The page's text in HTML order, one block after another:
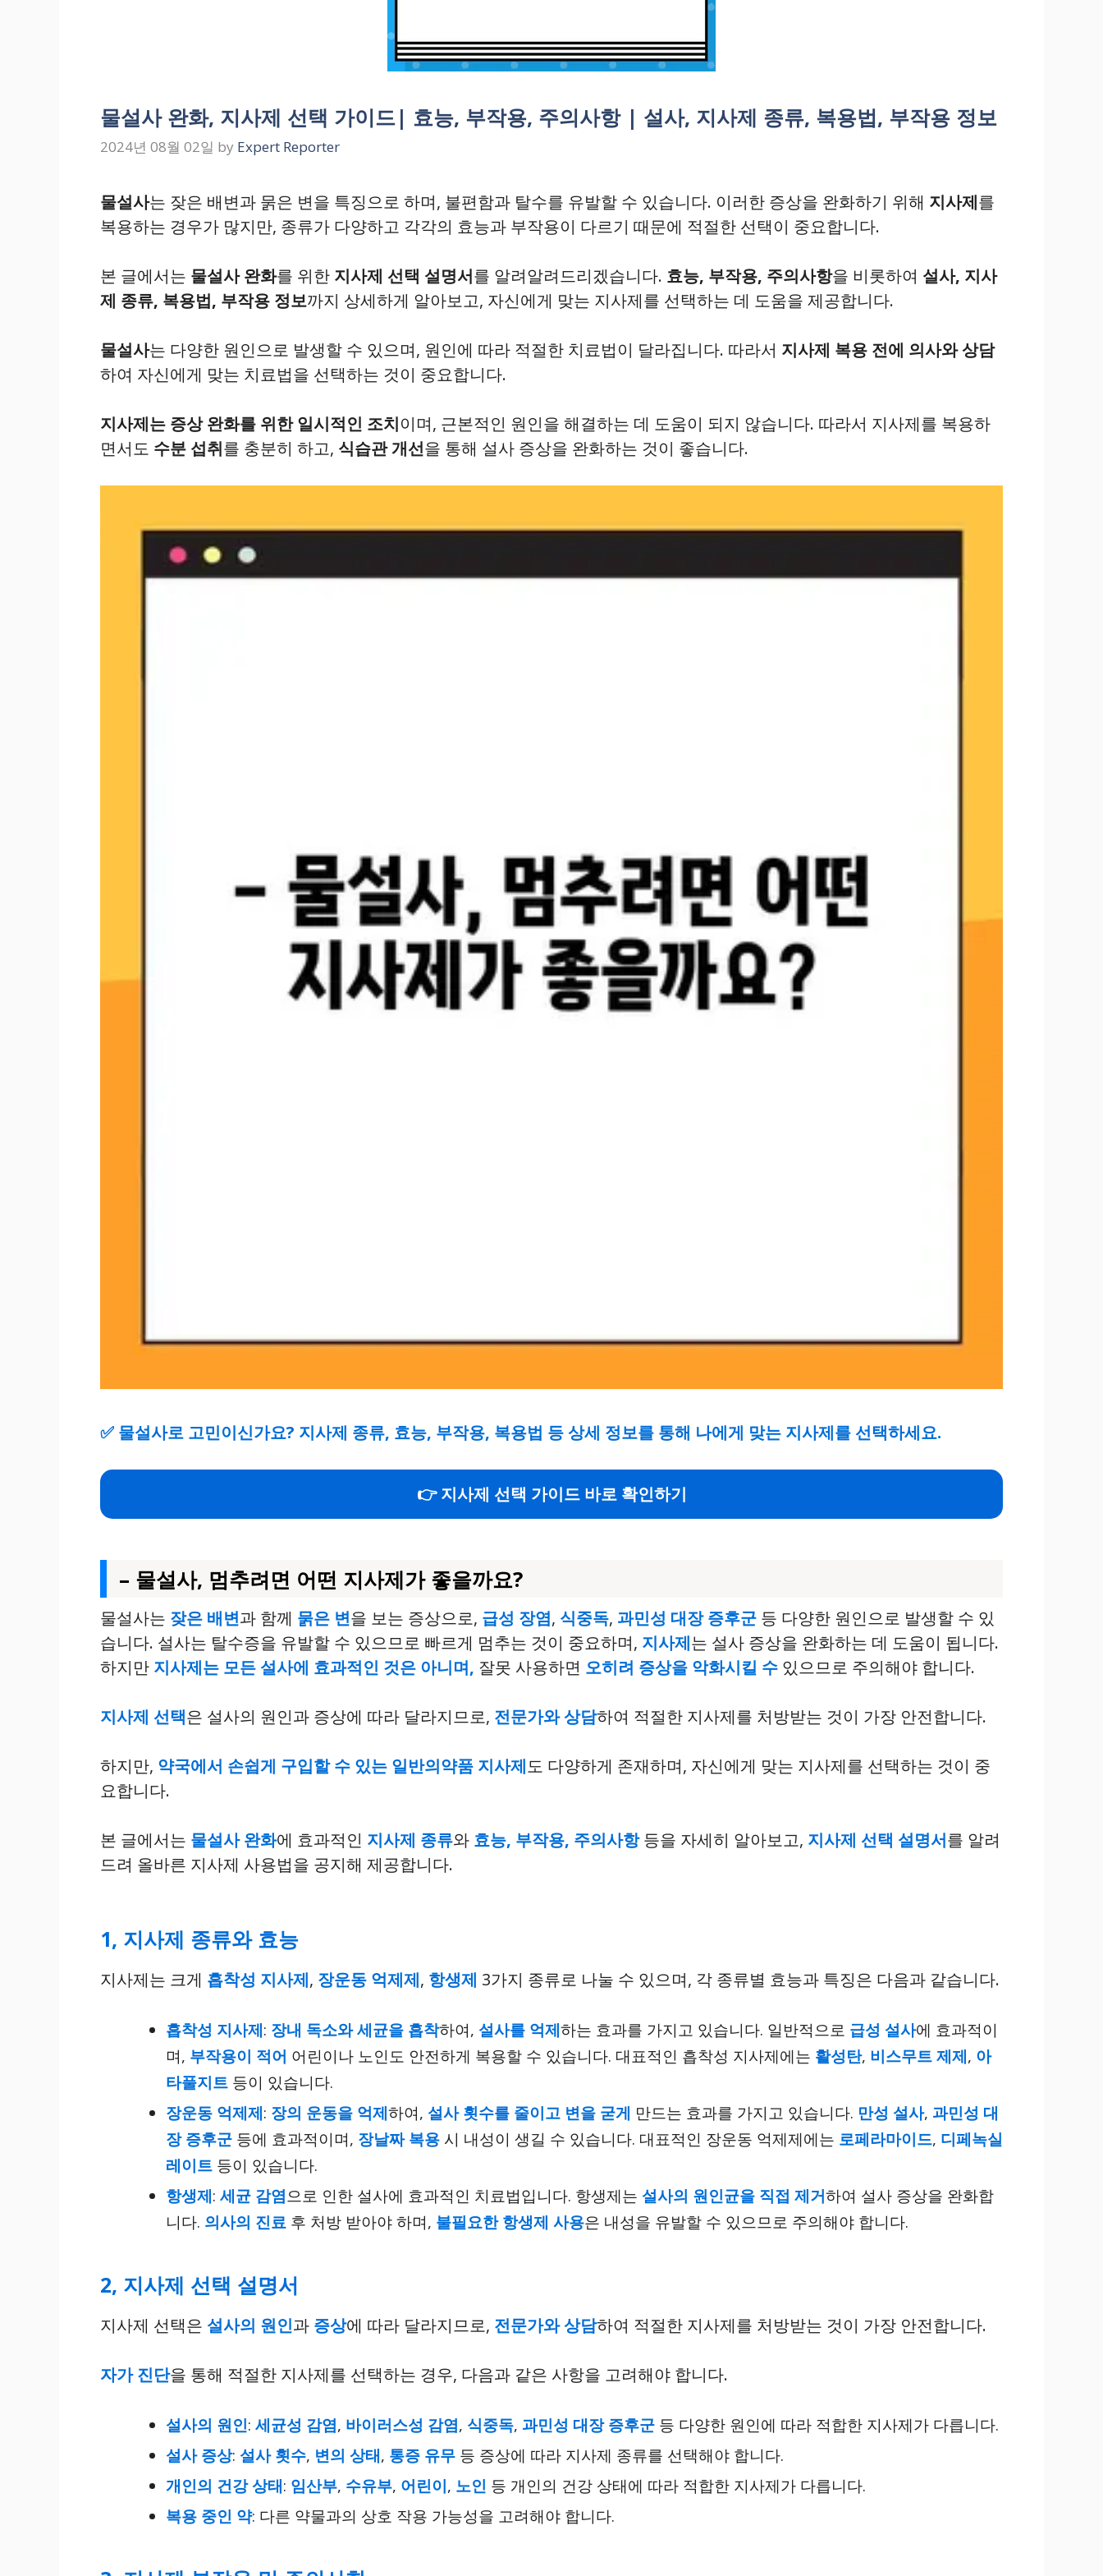
물설사 완화, 지사제 선택 가이드| 효능, 부작용, 주의사항 | 설사, 지사제 종류, 복용법, 부작용 정보
2024년 08월 02일 by Expert Reporter
물설사는 잦은 배변과 묽은 변을 특징으로 하며, 불편함과 탈수를 유발할 수 있습니다. 이러한 증상을 완화하기 위해 지사제를
복용하는 경우가 많지만, 종류가 다양하고 각각의 효능과 부작용이 다르기 때문에 적절한 선택이 중요합니다.
본 글에서는 물설사 완화를 위한 지사제 선택 설명서를 알려알려드리겠습니다. 효능, 부작용, 주의사항을 비롯하여 설사, 지사
제 종류, 복용법, 부작용 정보까지 상세하게 알아보고, 자신에게 맞는 지사제를 선택하는 데 도움을 제공합니다.
물설사는 다양한 원인으로 발생할 수 있으며, 원인에 따라 적절한 치료법이 달라집니다. 따라서 지사제 복용 전에 의사와 상담
하여 자신에게 맞는 치료법을 선택하는 것이 중요합니다.
지사제는 증상 완화를 위한 일시적인 조치이며, 근본적인 원인을 해결하는 데 도움이 되지 않습니다. 따라서 지사제를 복용하
면서도 수분 섭취를 충분히 하고, 식습관 개선을 통해 설사 증상을 완화하는 것이 좋습니다.
✅ 물설사로 고민이신가요? 지사제 종류, 효능, 부작용, 복용법 등 상세 정보를 통해 나에게 맞는 지사제를 선택하세요.
👉 지사제 선택 가이드 바로 확인하기
– 물설사, 멈추려면 어떤 지사제가 좋을까요?
물설사는 잦은 배변과 함께 묽은 변을 보는 증상으로, 급성 장염, 식중독, 과민성 대장 증후군 등 다양한 원인으로 발생할 수 있
습니다. 설사는 탈수증을 유발할 수 있으므로 빠르게 멈추는 것이 중요하며, 지사제는 설사 증상을 완화하는 데 도움이 됩니다.
하지만 지사제는 모든 설사에 효과적인 것은 아니며, 잘못 사용하면 오히려 증상을 악화시킬 수 있으므로 주의해야 합니다.
지사제 선택은 설사의 원인과 증상에 따라 달라지므로, 전문가와 상담하여 적절한 지사제를 처방받는 것이 가장 안전합니다.
하지만, 약국에서 손쉽게 구입할 수 있는 일반의약품 지사제도 다양하게 존재하며, 자신에게 맞는 지사제를 선택하는 것이 중
요합니다.
본 글에서는 물설사 완화에 효과적인 지사제 종류와 효능, 부작용, 주의사항등을 자세히 알아보고, 지사제 선택 설명서를 알려
드려 올바른 지사제 사용법을 공지해 제공합니다.
1, 지사제 종류와 효능
지사제는 크게 흡착성 지사제, 장운동 억제제, 항생제 3가지 종류로 나눌 수 있으며, 각 종류별 효능과 특징은 다음과 같습니다.
흡착성 지사제: 장내 독소와 세균을 흡착하여, 설사를 억제하는 효과를 가지고 있습니다. 일반적으로 급성 설사에 효과적이
며, 부작용이 적어 어린이나 노인도 안전하게 복용할 수 있습니다. 대표적인 흡착성 지사제에는 활성탄, 비스무트 제제, 아
타풀지트 등이 있습니다.
장운동 억제제: 장의 운동을 억제하여, 설사 횟수를 줄이고 변을 굳게 만드는 효과를 가지고 있습니다. 만성 설사, 과민성 대
장 증후군 등에 효과적이며, 장날짜 복용 시 내성이 생길 수 있습니다. 대표적인 장운동 억제제에는 로페라마이드, 디페녹실
레이트 등이 있습니다.
항생제: 세균 감염으로 인한 설사에 효과적인 치료법입니다. 항생제는 설사의 원인균을 직접 제거하여 설사 증상을 완화합
니다. 의사의 진료 후 처방 받아야 하며, 불필요한 항생제 사용은 내성을 유발할 수 있으므로 주의해야 합니다.
2, 지사제 선택 설명서
지사제 선택은 설사의 원인과 증상에 따라 달라지므로, 전문가와 상담하여 적절한 지사제를 처방받는 것이 가장 안전합니다.
자가 진단을 통해 적절한 지사제를 선택하는 경우, 다음과 같은 사항을 고려해야 합니다.
설사의 원인: 세균성 감염, 바이러스성 감염, 식중독, 과민성 대장 증후군 등 다양한 원인에 따라 적합한 지사제가 다릅니다.
설사 증상: 설사 횟수, 변의 상태, 통증 유무 등 증상에 따라 지사제 종류를 선택해야 합니다.
개인의 건강 상태: 임산부, 수유부, 어린이, 노인 등 개인의 건강 상태에 따라 적합한 지사제가 다릅니다.
복용 중인 약: 다른 약물과의 상호 작용 가능성을 고려해야 합니다.